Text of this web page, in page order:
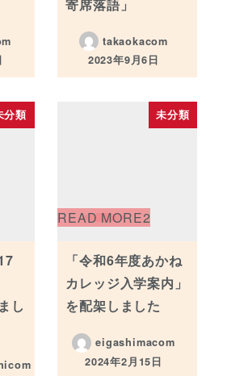
寄席落語」
takaokacom
投稿日
2023年9月6日
分類
し
未分類
「令和6年度あかね
カレッジ入学案内」
を配架しました
eigashimacom
投稿日
2024年2月15日